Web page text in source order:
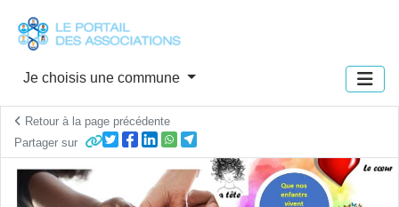
Je choisis une commune
Retour à la page précédente
Partager sur